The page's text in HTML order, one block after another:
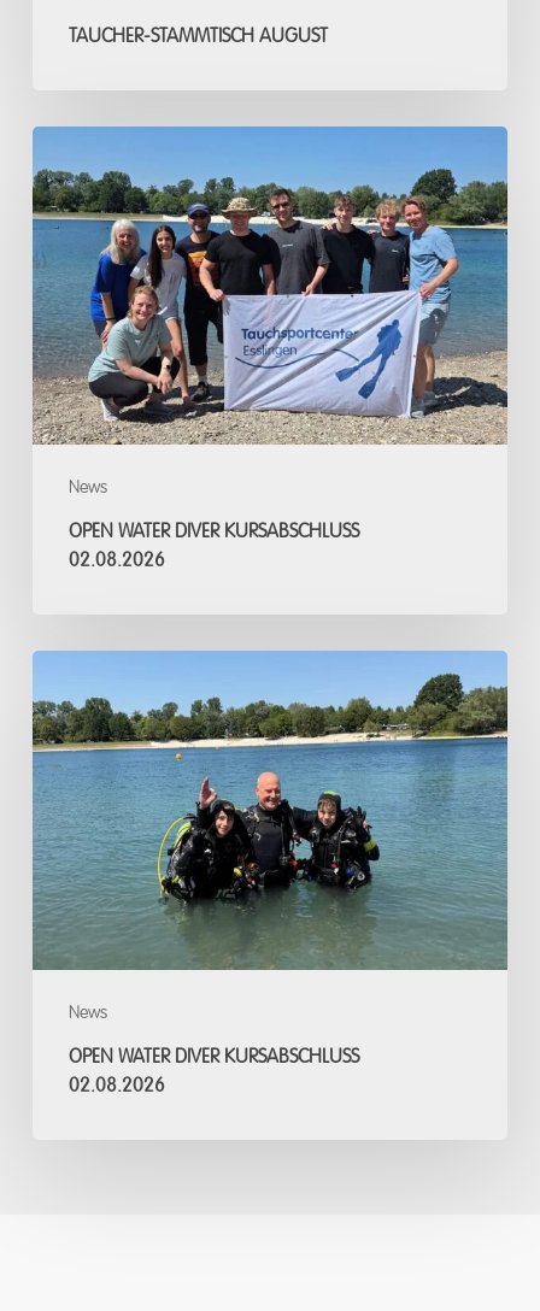
TAUCHER-STAMMTISCH AUGUST
News
Water
Diver
Kursabschluss
02.08.2026
OPEN WATER DIVER KURSABSCHLUSS
02.08.2026
News
Water
Diver
Kursabschluss
02.08.2026
OPEN WATER DIVER KURSABSCHLUSS
02.08.2026